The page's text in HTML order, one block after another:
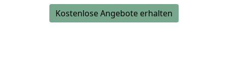
Kostenlose Angebote erhalten